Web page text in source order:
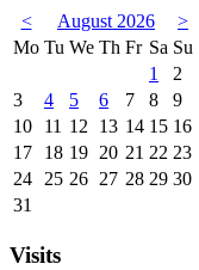
< August 2026
>
Mo Tu We Th Fr Sa Su
1
2
3
4 5 6 7 8
9
10
11 12 13 14 15 16
17
18 19 20 21 22 23
24
25 26 27 28 29 30
31
Visits